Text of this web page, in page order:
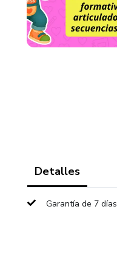
Detalles
Garantía de 7 días